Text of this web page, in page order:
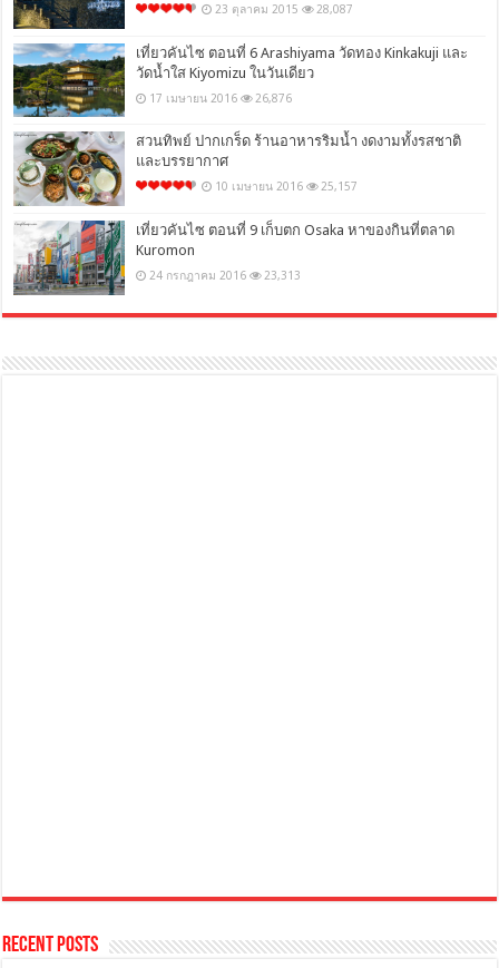
23 ตุลาคม 2015 28,087
เที่ยวคันไซ ตอนที่ 6 Arashiyama วัดทอง Kinkakuji และ
วัดน้ำใส Kiyomizu ในวันเดียว
17 เมษายน 2016 26,876
สวนทิพย์ ปากเกร็ด ร้านอาหารริมน้ำ งดงามทั้งรสชาติ
และบรรยากาศ
10 เมษายน 2016 25,157
เที่ยวคันไซ ตอนที่ 9 เก็บตก Osaka หาของกินที่ตลาด
Kuromon
24 กรกฎาคม 2016 23,313
Recent Posts